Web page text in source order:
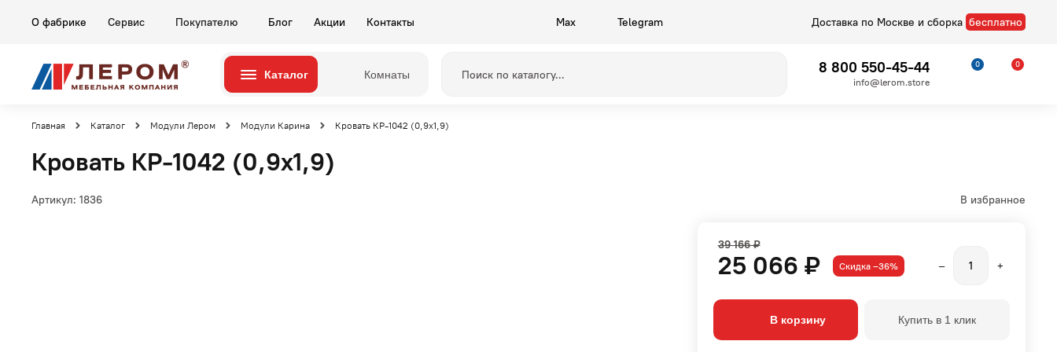
О фабрике Сервис Покупателю Блог Акции Контакты Max Telegram Доставка по Москве и сборка бесплатно
Каталог
Серии
Стелла
Комнаты
Комнаты
Детские
8 800 550-45-44
info@lerom.store
0 0
Главная Каталог Модули Лером Модули Карина Кровать КР-1042 (0,9x1,9)
Кровать КР-1042 (0,9x1,9)
Артикул: 1836 В избранное
39 166 ₽
25 066 ₽ Скидка –36% – +
В корзину Купить в 1 клик